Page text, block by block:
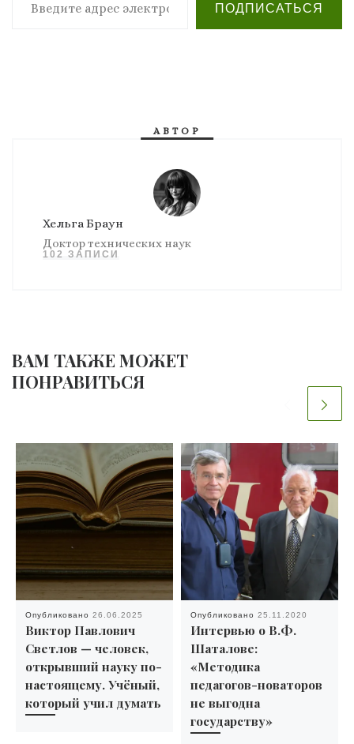
ПОДПИСАТЬСЯ
АВТОР
Хельга Браун
Доктор технических наук
102 ЗАПИСИ
ВАМ ТАКЖЕ МОЖЕТ
ПОНРАВИТЬСЯ
Опубликовано 26.06.2025
Виктор Павлович
Светлов — человек,
открывший науку по-
настоящему. Учёный,
который учил думать
Опубликовано 25.11.2020
Интервью о В.Ф.
Шаталове:
«Методика
педагогов-новаторов
не выгодна
государству»